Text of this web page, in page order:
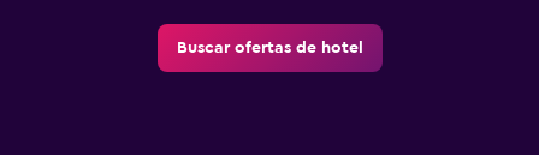
Buscar ofertas de hotel